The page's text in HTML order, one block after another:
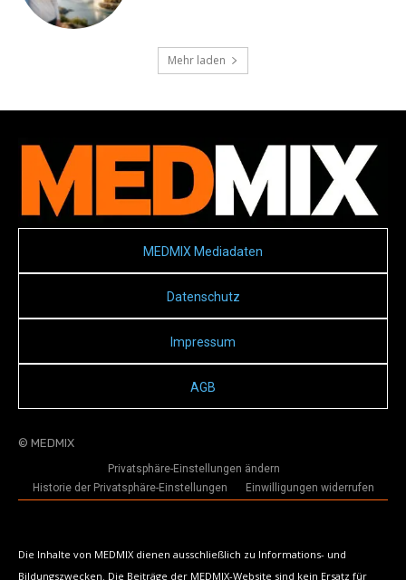
Mehr laden
MEDMIX Mediadaten
Datenschutz
Impressum
AGB
© MEDMIX
Privatsphäre-Einstellungen ändern
Historie der Privatsphäre-Einstellungen
Einwilligungen widerrufen
Die Inhalte von MEDMIX dienen ausschließlich zu Informations- und
Bildungszwecken. Die Beiträge der MEDMIX-Website sind kein Ersatz für